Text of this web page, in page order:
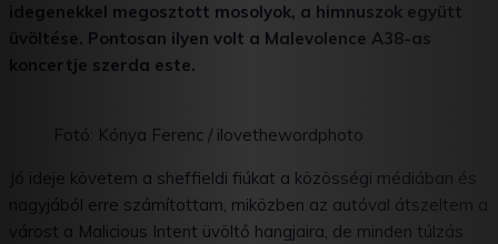
idegenekkel megosztott mosolyok, a himnuszok együtt
üvöltése. Pontosan ilyen volt a Malevolence A38-as
koncertje szerda este.
Fotó: Kónya Ferenc / ilovethewordphoto
Jó ideje követem a sheffieldi fiúkat a közösségi médiában és
nagyjából erre számítottam, miközben az autóval átszeltem a
várost a Malicious Intent üvöltő hangjaira, de minden túlzás